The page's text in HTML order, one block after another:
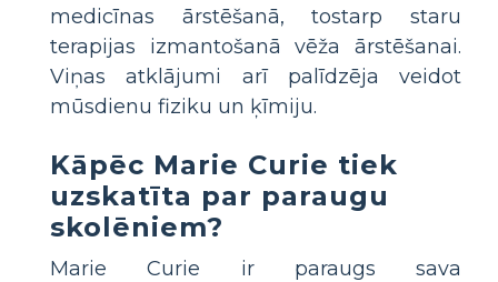
medicīnas ārstēšanā, tostarp staru
terapijas izmantošanā vēža ārstēšanai.
Viņas atklājumi arī palīdzēja veidot
mūsdienu fiziku un ķīmiju.
Kāpēc Marie Curie tiek
uzskatīta par paraugu
skolēniem?
Marie Curie ir paraugs sava